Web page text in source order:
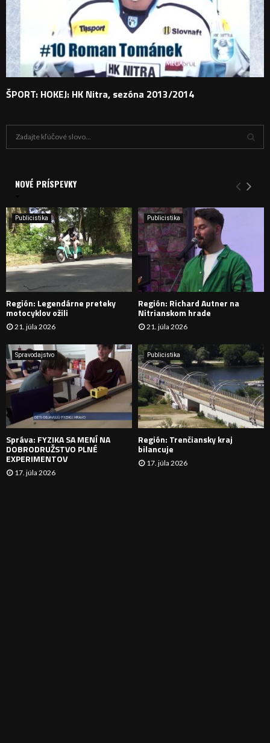
ŠPORT: HOKEJ: HK Nitra, sezóna 2013/2014
i
e
:
Y
H
D
A
N
I
E
NOVÉ PRÍSPEVKY
Publicistika
Región: Legendárne preteky
motocyklov ožili
21. júla 2026
Publicistika
Región: Richard Autner na
Nitrianskom hrade
21. júla 2026
Spravodajstvo
Správa: FYZIKA SA MENÍ NA
DOBRODRUŽSTVO PLNÉ
EXPERIMENTOV
17. júla 2026
Publicistika
Región: Trenčiansky kraj
bilancuje
17. júla 2026